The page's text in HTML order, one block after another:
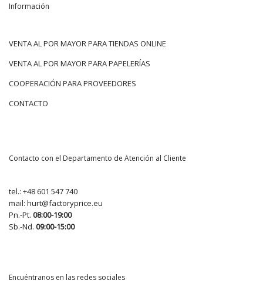
Información
VENTA AL POR MAYOR PARA TIENDAS ONLINE
VENTA AL POR MAYOR PARA PAPELERÍAS
COOPERACIÓN PARA PROVEEDORES
CONTACTO
Contacto con el Departamento de Atención al Cliente
tel.: +48 601 547 740
mail: hurt@factoryprice.eu
Pn.-Pt. 08:00-19:00
Sb.-Nd. 09:00-15:00
Encuéntranos en las redes sociales